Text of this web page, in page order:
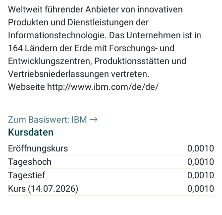
Weltweit führender Anbieter von innovativen
Produkten und Dienstleistungen der
Informationstechnologie. Das Unternehmen ist in
164 Ländern der Erde mit Forschungs- und
Entwicklungszentren, Produktionsstätten und
Vertriebsniederlassungen vertreten.
Webseite http://www.ibm.com/de/de/
Zum Basiswert: IBM
Kursdaten
Eröffnungskurs
0,0010
Tageshoch
0,0010
Tagestief
0,0010
Kurs (14.07.2026)
0,0010